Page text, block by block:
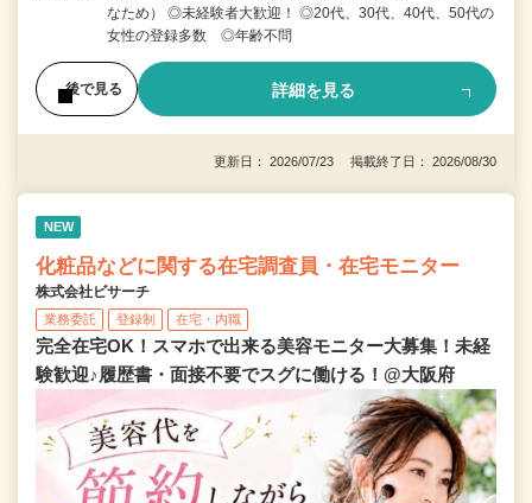
なため） ◎未経験者大歓迎！ ◎20代、30代、40代、50代の
女性の登録多数 ◎年齢不問
後で見る 詳細を見る
更新日： 2026/07/23 掲載終了日： 2026/08/30
NEW
化粧品などに関する在宅調査員・在宅モニター
株式会社ビサーチ
業務委託 登録制 在宅・内職
完全在宅OK！スマホで出来る美容モニター大募集！未経
験歓迎♪履歴書・面接不要でスグに働ける！@大阪府